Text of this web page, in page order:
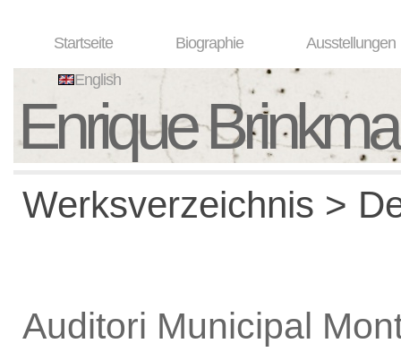
Startseite Biographie Ausstellungen
English
Enrique
Werksverzeichnis >
Auditori Municipal